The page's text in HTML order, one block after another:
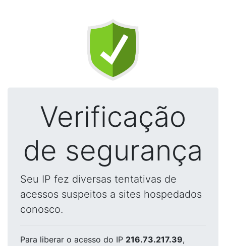
Verificação
de segurança
Seu IP fez diversas tentativas de
acessos suspeitos a sites hospedados
conosco.
Para liberar o acesso do IP 216.73.217.39,